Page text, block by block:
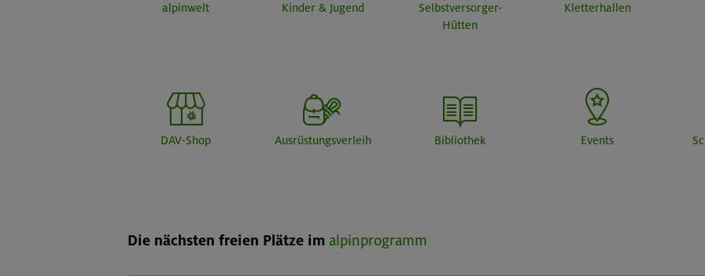
alpinwelt Kinder & Jugend
Selbstversorger-
Hütten
Kletterhallen
DAV-Shop Ausrüstungsverleih Bibliothek Events
Die nächsten freien Plätze im alpinprogramm